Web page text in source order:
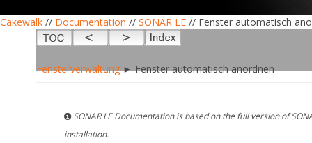
Cakewalk // Documentation // SONAR LE // Fenster automatisch
Fensterverwaltung► Fenster automatisch anordnen
SONAR LE Documentation is based on the full version of
installation.